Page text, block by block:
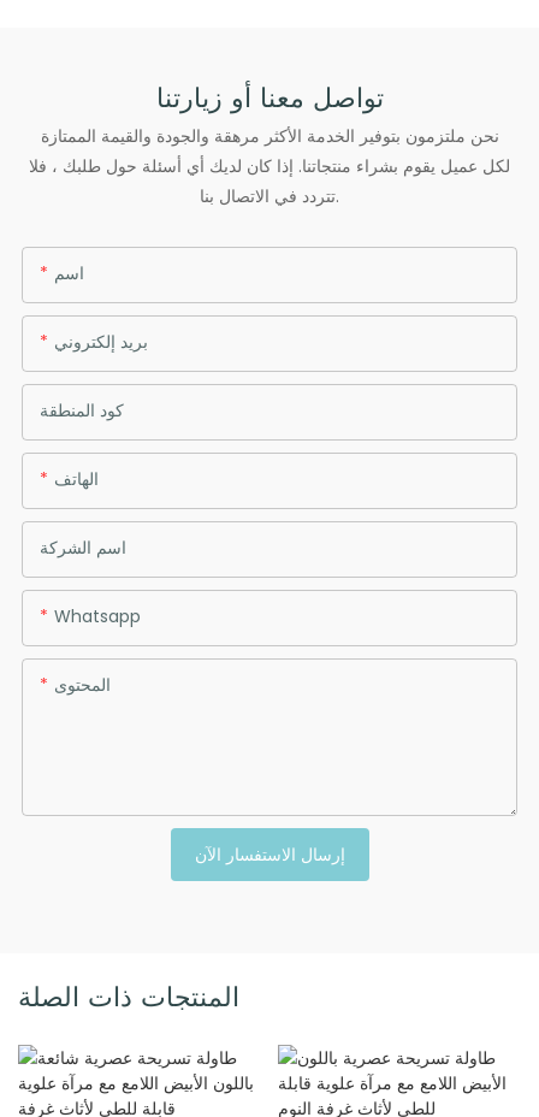
تواصل معنا أو زيارتنا
نحن ملتزمون بتوفير الخدمة الأكثر مرهقة والجودة والقيمة الممتازة
لكل عميل يقوم بشراء منتجاتنا. إذا كان لديك أي أسئلة حول طلبك ، فلا
تتردد في الاتصال بنا.
اسم
بريد إلكتروني
كود المنطقة
الهاتف
اسم الشركة
Whatsapp
المحتوى
إرسال الاستفسار الآن
المنتجات ذات الصلة